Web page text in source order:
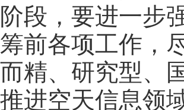
阶段，要进一步
筹前各项工作，
而精、研究型、
推进空天信息领